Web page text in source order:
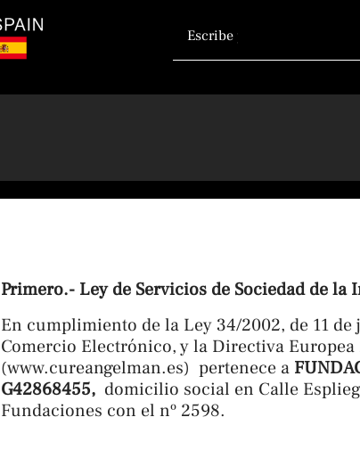
Primero.- Ley de Servicios de Sociedad de la
En cumplimiento de la Ley 34/2002, de 11
Comercio Electrónico, y la Directiva
(www.cureangelman.es) pertenece a
G42868455, domicilio social en Calle
Fundaciones con el nº 2598.